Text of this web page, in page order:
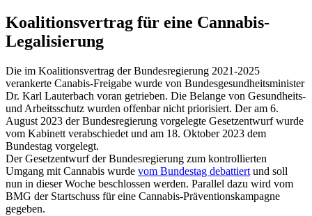
Koalitionsvertrag für eine Cannabis-
Legalisierung
Die im Koalitionsvertrag der Bundesregierung 2021-2025
verankerte Canabis-Freigabe wurde von Bundesgesundheitsminister
Dr. Karl Lauterbach voran getrieben. Die Belange von Gesundheits-
und Arbeitsschutz wurden offenbar nicht priorisiert. Der am 6.
August 2023 der Bundesregierung vorgelegte Gesetzentwurf wurde
vom Kabinett verabschiedet und am 18. Oktober 2023 dem
Bundestag vorgelegt.
Der Gesetzentwurf der Bundesregierung zum kontrollierten
Umgang mit Cannabis wurde vom Bundestag debattiert und soll
nun in dieser Woche beschlossen werden. Parallel dazu wird vom
BMG der Startschuss für eine Cannabis-Präventionskampagne
gegeben.